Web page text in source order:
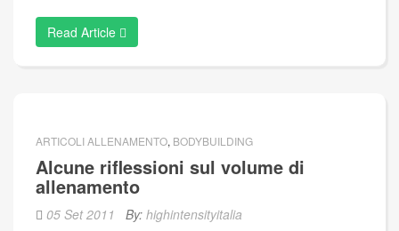
Read Article
ARTICOLI ALLENAMENTO, BODYBUILDING
Alcune riflessioni sul volume di
allenamento
05 Set 2011 By: highintensityitalia